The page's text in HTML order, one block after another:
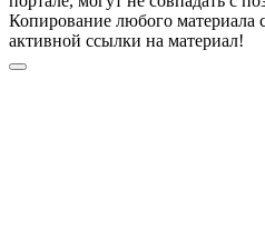
Копирование любого материала
активной ссылки на материал!